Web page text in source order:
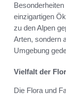
einzigartigen
zu den Alpen
Arten, sondern
Umgebung
Vielfalt der
Die Flora und